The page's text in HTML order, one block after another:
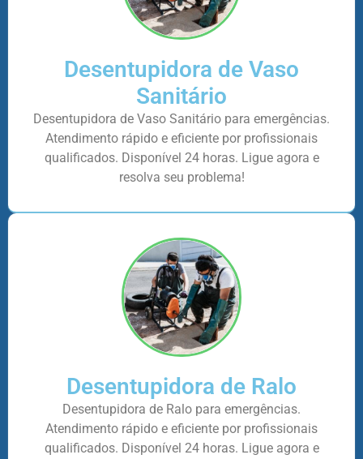
Desentupidora de Vaso
Sanitário
Desentupidora de Vaso Sanitário para emergências.
Atendimento rápido e eficiente por profissionais
qualificados. Disponível 24 horas. Ligue agora e
resolva seu problema!
Desentupidora de Ralo
Desentupidora de Ralo para emergências.
Atendimento rápido e eficiente por profissionais
qualificados. Disponível 24 horas. Ligue agora e